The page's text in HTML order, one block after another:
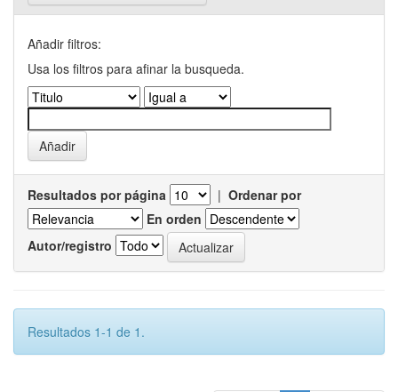
Añadir filtros:
Usa los filtros para afinar la busqueda.
Resultados por página | Ordenar por
En orden
Autor/registro
Resultados 1-1 de 1.